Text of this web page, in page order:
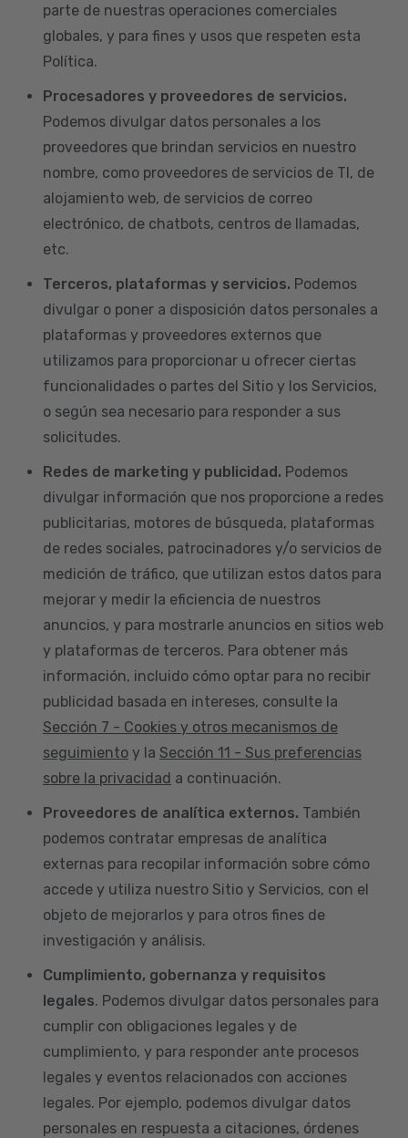
parte de nuestras operaciones comerciales
globales, y para fines y usos que respeten esta
Política.
Procesadores y proveedores de servicios.
Podemos divulgar datos personales a los
proveedores que brindan servicios en nuestro
nombre, como proveedores de servicios de TI, de
alojamiento web, de servicios de correo
electrónico, de chatbots, centros de llamadas,
etc.
Terceros, plataformas y servicios. Podemos
divulgar o poner a disposición datos personales a
plataformas y proveedores externos que
utilizamos para proporcionar u ofrecer ciertas
funcionalidades o partes del Sitio y los Servicios,
o según sea necesario para responder a sus
solicitudes.
Redes de marketing y publicidad. Podemos
divulgar información que nos proporcione a redes
publicitarias, motores de búsqueda, plataformas
de redes sociales, patrocinadores y/o servicios de
medición de tráfico, que utilizan estos datos para
mejorar y medir la eficiencia de nuestros
anuncios, y para mostrarle anuncios en sitios web
y plataformas de terceros. Para obtener más
información, incluido cómo optar para no recibir
publicidad basada en intereses, consulte la
Sección 7 - Cookies y otros mecanismos de
seguimiento y la Sección 11 - Sus preferencias
sobre la privacidad a continuación.
Proveedores de analítica externos. También
podemos contratar empresas de analítica
externas para recopilar información sobre cómo
accede y utiliza nuestro Sitio y Servicios, con el
objeto de mejorarlos y para otros fines de
investigación y análisis.
Cumplimiento, gobernanza y requisitos
legales. Podemos divulgar datos personales para
cumplir con obligaciones legales y de
cumplimiento, y para responder ante procesos
legales y eventos relacionados con acciones
legales. Por ejemplo, podemos divulgar datos
personales en respuesta a citaciones, órdenes